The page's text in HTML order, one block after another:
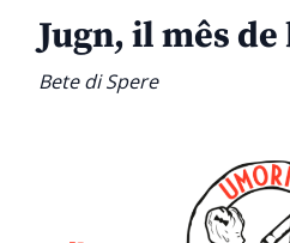
Jugn, il mês
Bete di Spere